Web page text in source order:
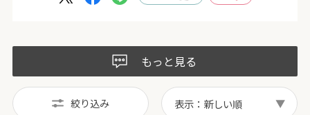
もっと見る
絞り込み 表示：新しい順